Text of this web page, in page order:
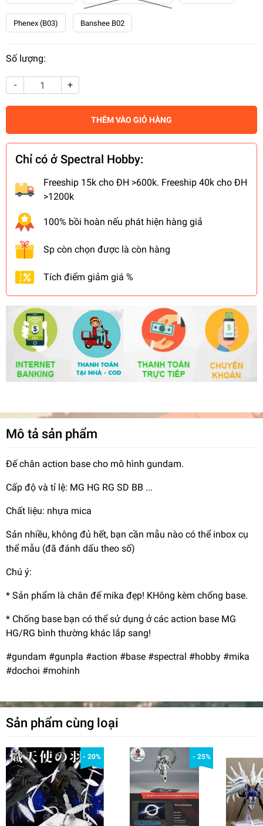
Phenex (B03) Banshee B02
Số lượng:
- +
THÊM VÀO GIỎ HÀNG
Chỉ có ở Spectral Hobby:
Freeship 15k cho ĐH >600k. Freeship 40k cho ĐH
>1200k
100% bồi hoàn nếu phát hiện hàng giả
Sp còn chọn được là còn hàng
Tích điểm giảm giá %
Mô tả sản phẩm
Đế chân action base cho mô hình gundam.
Cấp độ và tỉ lệ: MG HG RG SD BB ...
Chất liệu: nhựa mica
Sản nhiều, không đủ hết, bạn cần mẫu nào có thể inbox cụ
thể mẫu (đã đánh dấu theo số)
Chú ý:
* Sản phẩm là chân đế mika đẹp! KHông kèm chống base.
* Chống base bạn có thể sử dụng ở các action base MG
HG/RG bình thường khác lắp sang!
#gundam #gunpla #action #base #spectral #hobby #mika
#dochoi #mohinh
Sản phẩm cùng loại
- 20% - 25%